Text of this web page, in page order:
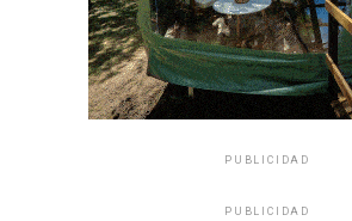
PUBLICIDAD
PUBLICIDAD